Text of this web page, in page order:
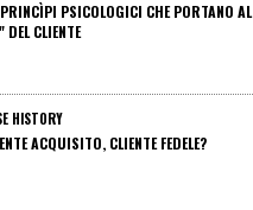
PSICOLOGICI CHE PORTANO AL
DEL CLIENTE
HISTORY
ACQUISITO, CLIENTE FEDELE?